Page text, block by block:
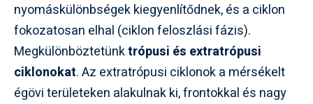
nyomáskülönbségek kiegyenlítődnek, és a ciklon
fokozatosan elhal (ciklon feloszlási fázis).
Megkülönböztetünktrópusi és extratrópusi
ciklonokat. Az extratrópusi ciklonok a mérsékelt
égövi területeken alakulnak ki, frontokkal és nagy